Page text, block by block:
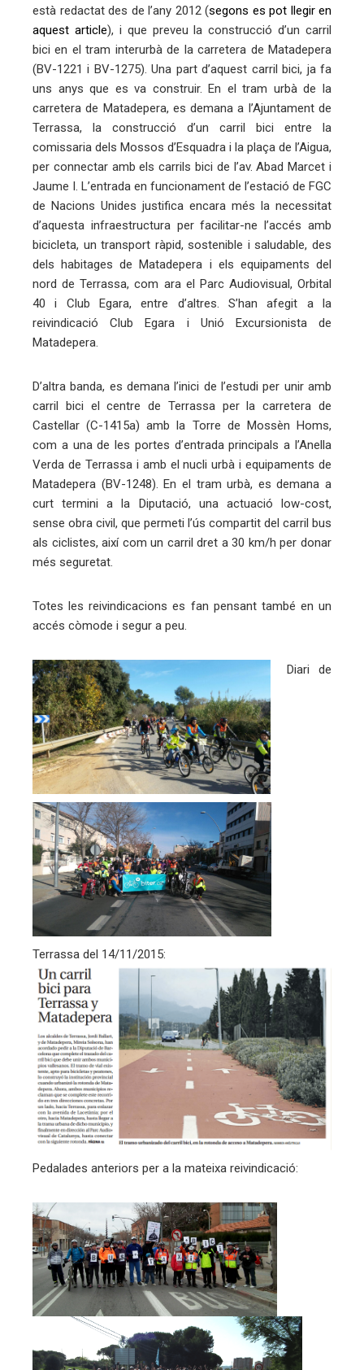
està redactat des de l’any 2012 (segons es pot llegir en
aquest article), i que preveu la construcció d’un carril
bici en el tram interurbà de la carretera de Matadepera
(BV-1221 i BV-1275). Una part d’aquest carril bici, ja fa
uns anys que es va construir. En el tram urbà de la
carretera de Matadepera, es demana a l’Ajuntament de
Terrassa, la construcció d’un carril bici entre la
comissaria dels Mossos d’Esquadra i la plaça de l’Aigua,
per connectar amb els carrils bici de l’av. Abad Marcet i
Jaume I. L’entrada en funcionament de l’estació de FGC
de Nacions Unides justifica encara més la necessitat
d’aquesta infraestructura per facilitar-ne l’accés amb
bicicleta, un transport ràpid, sostenible i saludable, des
dels habitages de Matadepera i els equipaments del
nord de Terrassa, com ara el Parc Audiovisual, Orbital
40 i Club Egara, entre d’altres. S’han afegit a la
reivindicació Club Egara i Unió Excursionista de
Matadepera.
D’altra banda, es demana l’inici de l’estudi per unir amb
carril bici el centre de Terrassa per la carretera de
Castellar (C-1415a) amb la Torre de Mossèn Homs,
com a una de les portes d’entrada principals a l’Anella
Verda de Terrassa i amb el nucli urbà i equipaments de
Matadepera (BV-1248). En el tram urbà, es demana a
curt termini a la Diputació, una actuació low-cost,
sense obra civil, que permeti l’ús compartit del carril bus
als ciclistes, així com un carril dret a 30 km/h per donar
més seguretat.
Totes les reivindicacions es fan pensant també en un
accés còmode i segur a peu.
Diari de
Terrassa del 14/11/2015:
Pedalades anteriors per a la mateixa reivindicació: